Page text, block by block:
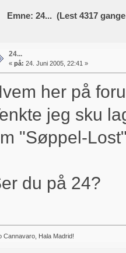
Emne: 24... (Lest 4317
24...
« på: 24. Juni 2005, 22:41 »
her på
jeg sku
"Søppel-
du på 24?
Cannavaro, Hala Madrid!